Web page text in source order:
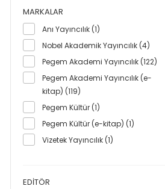
MARKALAR
Anı Yayıncılık (1)
Nobel Akademik Yayıncılık (4)
Pegem Akademi Yayıncılık (122)
Pegem Akademi Yayıncılık (e-
kitap) (119)
Pegem Kültür (1)
Pegem Kültür (e-kitap) (1)
Vizetek Yayıncılık (1)
EDITÖR